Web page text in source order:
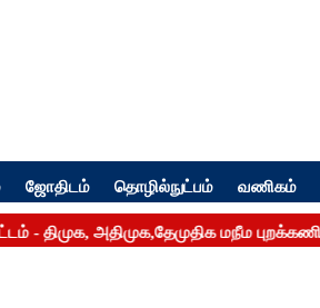
ஜோதிடம் தொழில்நுட்பம் வணிகம்